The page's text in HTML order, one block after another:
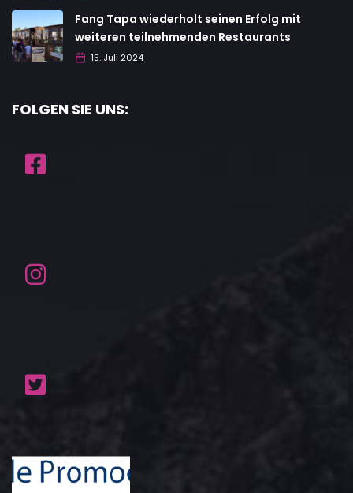
Fang Tapa wiederholt seinen Erfolg mit
weiteren teilnehmenden Restaurants
15. Juli 2024
FOLGEN SIE UNS: